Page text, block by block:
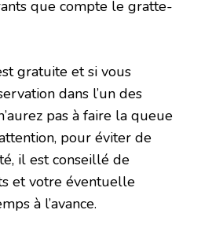
que compte le gratte-
gratuite et si vous
dans l’un des
pas à faire la queue
pour éviter de
il est conseillé de
et votre éventuelle
à l’avance.